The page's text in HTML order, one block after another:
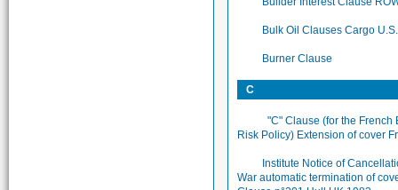
Bulk Oil Clauses Cargo
Burner Clause
C
"C" Clause (for the French
Risk Policy) Extension of cover
Institute Notice of
War automatic termination of